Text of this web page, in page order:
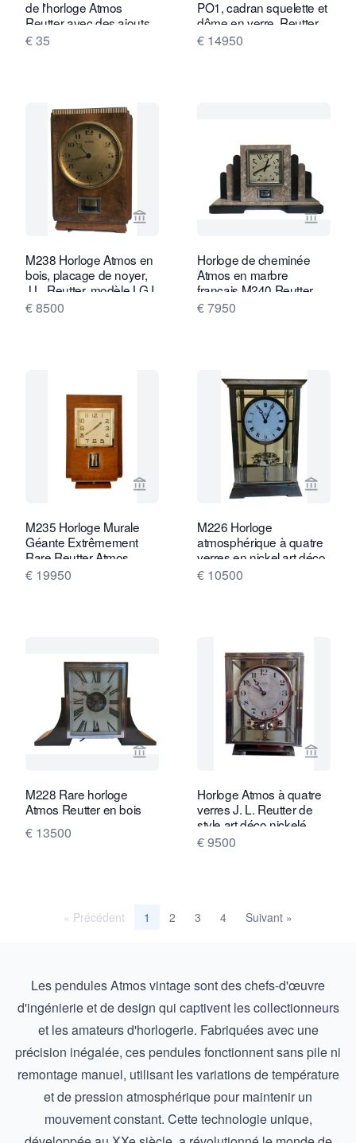
de l'horloge Atmos
Reutter avec des ajouts
€ 35
PO1, cadran squelette et
dôme en verre, Reutter
n° 3757, France vers
€ 14950
Voir la page vendeur de Van Brug
M238 Horloge Atmos en
bois, placage de noyer,
J.L. Reutter, modèle LG I,
N° 602
€ 8500
Voir la
Horloge de cheminée
Atmos en marbre
français M240 Reutter,
numéro 1792
€ 7950
Voir la page vendeur de Van Brug
M235 Horloge Murale
Géante Extrêmement
Rare Reutter Atmos
€ 19950
Voir la
M226 Horloge
atmosphérique à quatre
verres en nickel art déco
J.L. Reutter, version
€ 10500
Voir la page vendeur de Van Brug
M228 Rare horloge
Atmos Reutter en bois
€ 13500
Voir la
Horloge Atmos à quatre
verres J. L. Reutter de
style art déco nickelé
M211
€ 9500
« Précédent 1 2 3 4 Suivant »
Les pendules Atmos vintage sont des chefs-d'œuvre
d'ingénierie et de design qui captivent les collectionneurs
et les amateurs d'horlogerie. Fabriquées avec une
précision inégalée, ces pendules fonctionnent sans pile ni
remontage manuel, utilisant les variations de température
et de pression atmosphérique pour maintenir un
mouvement constant. Cette technologie unique,